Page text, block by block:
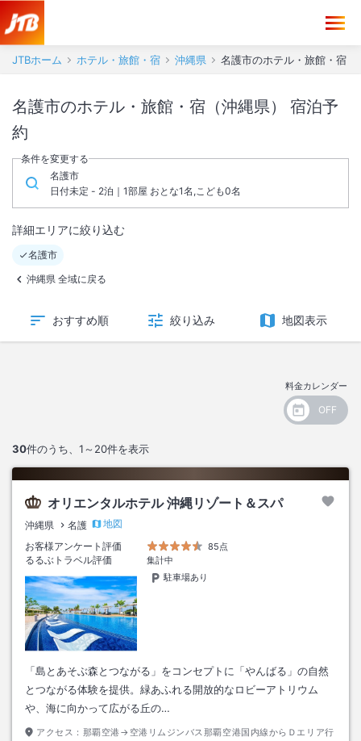
JTBホーム ホテル・旅館・宿 沖縄県 名護市のホテル・旅館・宿
名護市のホテル・旅館・宿（沖縄県） 宿泊予
約
条件を変更する
名護市
日付未定 - 2泊｜1部屋 おとな1名,こども0名
詳細エリアに絞り込む
名護市
沖縄県 全域に戻る
おすすめ順 絞り込み 地図表示
料金カレンダー
30件のうち、 1～20件を表示
オリエンタルホテル 沖縄リゾート＆スパ
沖縄県 名護
地図
お客様アンケート評価
85点
るるぶトラベル評価
集計中
駐車場あり
「島とあそぶ森とつながる」をコンセプトに「やんばる」の自然
とつながる体験を提供。緑あふれる開放的なロビーアトリウム
や、海に向かって広がる丘の…
アクセス： 那覇空港→空港リムジンバス那覇空港国内線からＤエリア行